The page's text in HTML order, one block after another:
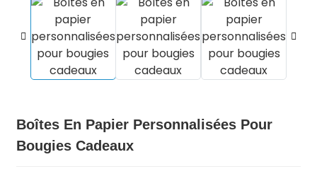
Boîtes En Papier Personnalisées Pour
Bougies Cadeaux